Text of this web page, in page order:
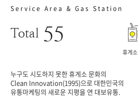
Service Area & Gas Station
Total 55
휴게소
누구도 시도하지 못한 휴게소 문화의
Clean Innovation(1995)으로 대한민국의
유통마케팅의 새로운 지평을 연 대보유통.